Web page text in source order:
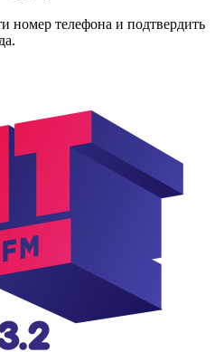
номер телефона и подтвердить